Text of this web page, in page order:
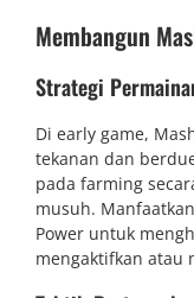
Membangun
Strategi
Di early game,
tekanan dan
pada farming
musuh.
Power untuk
mengaktifkan atau